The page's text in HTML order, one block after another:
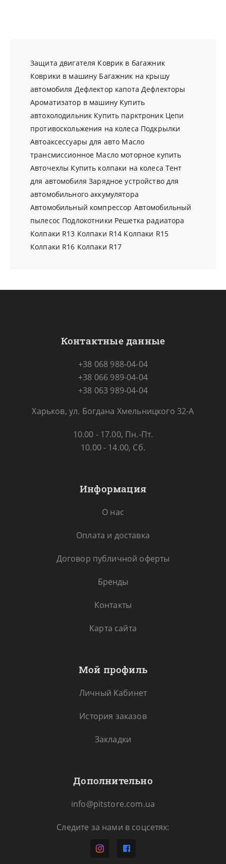
Защита двигателя Коврик в багажник
Коврики в машину Багажник на крышу
автомобиля Дефлектор капота Дефлекторы
Ароматизатор в машину Купить
автохолодильник Купить парктроник Цепи
противоскольжения на колеса Подкрылки
Автоаксессуары для авто Масло
трансмиссионное Масло моторное купить
Авточехлы Купить колпаки на колеса Тент
для автомобиля Зарядное устройство для
автомобильного аккумулятора
Автомобильный компрессор Автомобильный
пылесос Подлокотники Решетка радиатора
Колпаки R13 Колпаки R14 Колпаки R15
Колпаки R16 Колпаки R17
Контактные данные
+38 068 988-04-04
+38 066 989-04-04
+38 063 989-04-04
Харьков, ул. Богдана Хмельницкого 32-А
10.00 - 17.00, Пн.-Пт.
10.00 - 14.00, Сб.
Информация
О нас
Оплата и доставка
Договор публичной оферты
Бренды
Контакты
Карта сайта
Мой профиль
Личный Кабинет
История заказов
Закладки
Дополнительно
info@pitstore.com.ua
Следите за нами в соцсетях: